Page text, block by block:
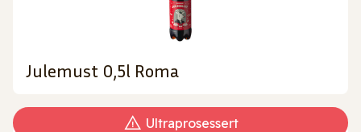
Julemust 0,5l Roma
Ultraprosessert